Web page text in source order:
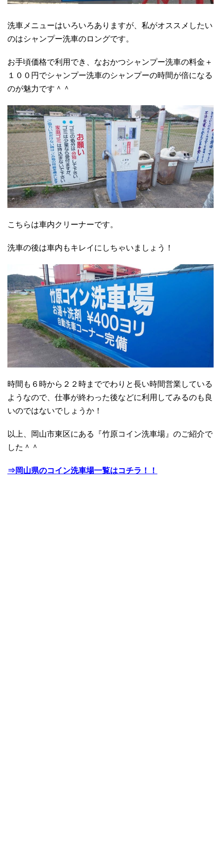
洗車メニューはいろいろありますが、私がオススメしたい
のはシャンプー洗車のロングです。
お手頃価格で利用でき、なおかつシャンプー洗車の料金＋
１００円でシャンプー洗車のシャンプーの時間が倍になる
のが魅力です＾＾
こちらは車内クリーナーです。
洗車の後は車内もキレイにしちゃいましょう！
時間も６時から２２時まででわりと長い時間営業している
ようなので、仕事が終わった後などに利用してみるのも良
いのではないでしょうか！
以上、岡山市東区にある『竹原コイン洗車場』のご紹介で
した＾＾
⇒岡山県のコイン洗車場一覧はコチラ！！